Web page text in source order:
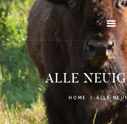
ALLE
HOME ALLE